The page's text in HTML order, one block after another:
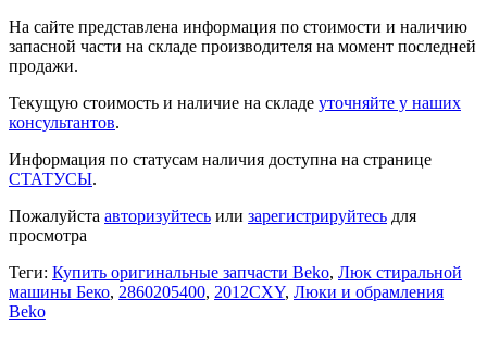
На сайте представлена информация по стоимости и наличию
запасной части на складе производителя на момент последней
продажи.
Текущую стоимость и наличие на складе уточняйте у наших
консультантов.
Информация по статусам наличия доступна на странице
СТАТУСЫ.
Пожалуйста авторизуйтесь или зарегистрируйтесь для
просмотра
Теги: Купить оригинальные запчасти Beko, Люк стиральной
машины Беко, 2860205400, 2012CXY, Люки и обрамления
Beko